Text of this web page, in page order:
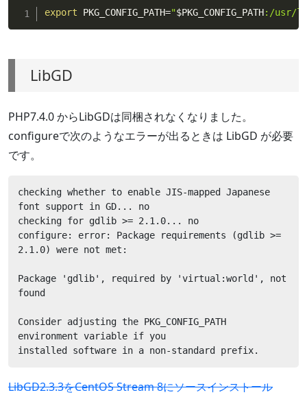
export PKG_CONFIG_PATH="$PKG_CONFIG_PATH:/usr/
LibGD
PHP7.4.0 からLibGDは同梱されなくなりました。
configureで次のようなエラーが出るときは LibGD が必要
です。
checking whether to enable JIS-mapped Japanese
font support in GD... no
checking for gdlib >= 2.1.0... no
configure: error: Package requirements (gdlib >=
2.1.0) were not met:
Package 'gdlib', required by 'virtual:world', not
found
Consider adjusting the PKG_CONFIG_PATH
environment variable if you
installed software in a non-standard prefix.
LibGD2.3.3をCentOS Stream 8にソースインストール